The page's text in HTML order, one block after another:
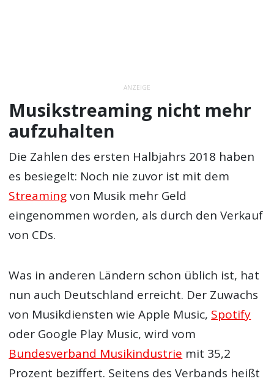
ANZEIGE
Musikstreaming nicht mehr
aufzuhalten
Die Zahlen des ersten Halbjahrs 2018 haben
es besiegelt: Noch nie zuvor ist mit dem
Streamingvon Musik mehr Geld
eingenommen worden, als durch den Verkauf
von CDs.
Was in anderen Ländern schon üblich ist, hat
nun auch Deutschland erreicht. Der Zuwachs
von Musikdiensten wie Apple Music, Spotify
oder Google Play Music, wird vom
Bundesverband Musikindustrie mit 35,2
Prozent beziffert. Seitens des Verbands heißt